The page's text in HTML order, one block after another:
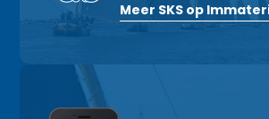
Meer SKS op